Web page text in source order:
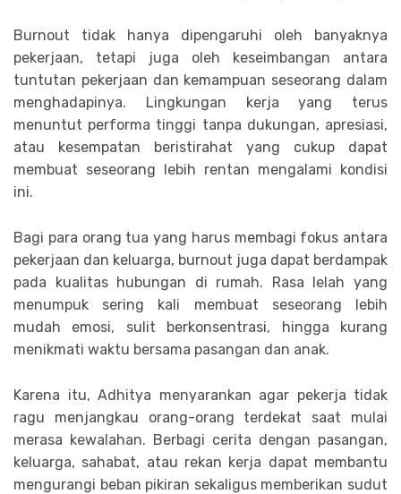
Burnout tidak hanya dipengaruhi oleh banyaknya
pekerjaan, tetapi juga oleh keseimbangan antara
tuntutan pekerjaan dan kemampuan seseorang dalam
menghadapinya. Lingkungan kerja yang terus
menuntut performa tinggi tanpa dukungan, apresiasi,
atau kesempatan beristirahat yang cukup dapat
membuat seseorang lebih rentan mengalami kondisi
ini.
Bagi para orang tua yang harus membagi fokus antara
pekerjaan dan keluarga, burnout juga dapat berdampak
pada kualitas hubungan di rumah. Rasa lelah yang
menumpuk sering kali membuat seseorang lebih
mudah emosi, sulit berkonsentrasi, hingga kurang
menikmati waktu bersama pasangan dan anak.
Karena itu, Adhitya menyarankan agar pekerja tidak
ragu menjangkau orang-orang terdekat saat mulai
merasa kewalahan. Berbagi cerita dengan pasangan,
keluarga, sahabat, atau rekan kerja dapat membantu
mengurangi beban pikiran sekaligus memberikan sudut